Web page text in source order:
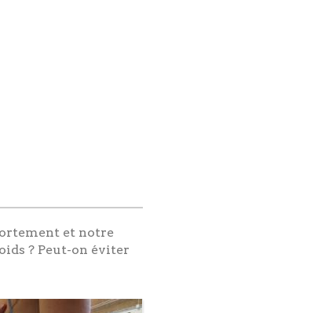
et notre
? Peut-on éviter